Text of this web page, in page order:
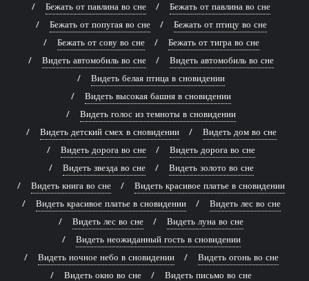
Бежать от павлина во сне
Бежать от павлина во сне
Бежать от попугая во сне
Бежать от птицу во сне
Бежать от сову во сне
Бежать от тигра во сне
Видеть автомобиль во сне
Видеть автомобиль во сне
Видеть белая птица в сновидении
Видеть высокая башня в сновидении
Видеть голос из темноты в сновидении
Видеть детский смех в сновидении
Видеть дом во сне
Видеть дорога во сне
Видеть дорога во сне
Видеть звезда во сне
Видеть золото во сне
Видеть книга во сне
Видеть красивое платье в сновидении
Видеть красивое платье в сновидении
Видеть лес во сне
Видеть лес во сне
Видеть луна во сне
Видеть неожиданный гость в сновидении
Видеть ночное небо в сновидении
Видеть огонь во сне
Видеть окно во сне
Видеть письмо во сне